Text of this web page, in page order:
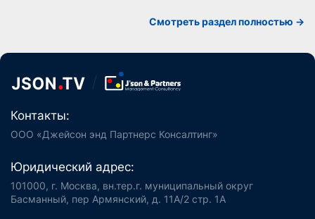
Смотреть раздел полностью ->
Контакты:
ООО «Джейсон энд Партнерс Консалтинг»
Юридический адрес:
101000, г. Москва, вн.тер.г. муниципальный округ
Басманный, пер Армянский, д. 11А/2 стр. 1А